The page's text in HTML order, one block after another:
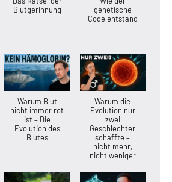
Blutgerinnung
genetische
Code entstand
Warum Blut
nicht immer rot
ist – Die
Evolution des
Blutes
Warum die
Evolution nur
zwei
Geschlechter
schaffte –
nicht mehr,
nicht weniger